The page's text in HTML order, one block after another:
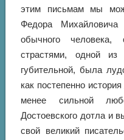
этим письмам мы
Федора
обычного человека,
страстями, одной
губительной, была
как постепенно
менее сильной
Достоевского дотла и
свой великий